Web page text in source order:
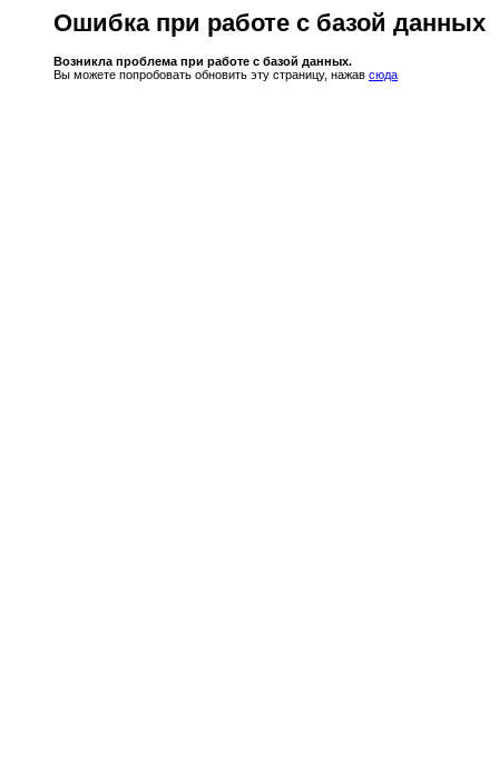
Ошибка при работе с базой данных
Возникла проблема при работе с базой данных.
Вы можете попробовать обновить эту страницу, нажав сюда